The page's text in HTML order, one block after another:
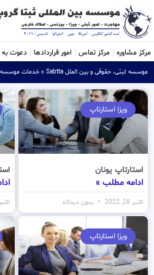
مرکز مشاوره مرکز تماس امور قراردادها دعوت به
موسسه ثبتی، حقوقی و بین الملل Sabtta » خدمات موسسه
ویزا استارتاپ
استارتاپ یونان
ادامه مطلب »
اکتبر 28, 2022 بدون دیدگاه اکتبر 28, 2022
ویزا استارتاپ